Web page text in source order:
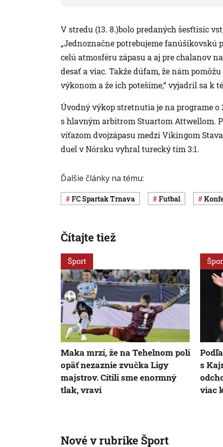
V stredu (13. 8.)bolo predaných šesťtisíc
„Jednoznačne potrebujeme fanúšikovskú
celú atmosféru zápasu a aj pre chalanov
desať a viac. Takže dúfam, že nám
výkonom a že ich potešíme,“ vyjadril sa k
Úvodný výkop stretnutia je na programe
s hlavným arbitrom Stuartom Attwellom.
víťazom dvojzápasu medzi Vikingom
duel v Nórsku vyhral turecký tím 3:1.
Ďalšie články na tému:
FC Spartak Trnava Futbal
Čítajte tiež
Šport
Maka mrzí, že na Tehelnom poli
opäť nezaznie zvučka Ligy
majstrov. Cítili sme enormný
tlak, vraví
s
viac
Nové v rubrike Šport